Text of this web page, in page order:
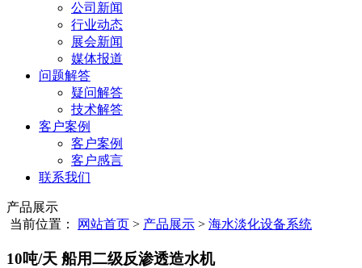
公司新闻
行业动态
展会新闻
媒体报道
问题解答
疑问解答
技术解答
客户案例
客户案例
客户感言
联系我们
产品展示
当前位置：
网站首页 > 产品展示 > 海水淡化设备系统
10吨/天 船用二级反渗透造水机